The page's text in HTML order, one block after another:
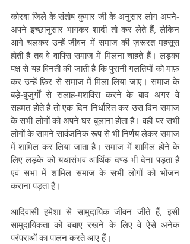
कोरबा जिले के संतोष कुमार जी के अनुसार लोग अपने-
अपने इच्छानुसार भागकर शादी तो कर लेते हैं, लेकिन
आगे चलकर उन्हें जीवन में समाज की ज़रूरत महसूस
होती है तब वे वापिस समाज में मिलना चाहते हैं। लड़का
पक्ष से यह विनती की जाती है कि पुरानी गलतियों को माफ़
कर उन्हें फ़िर से समाज में मिला लिया जाए। समाज के
बड़े-बुजुर्गों से सलाह-मशविरा करने के बाद अगर वे
सहमत होते हैं तो एक दिन निर्धारित कर उस दिन समाज
के सभी लोगों को अपने घर बुलाना होता है। वहीं पर सभी
लोगों के सामने सार्वजनिक रूप से भी निर्णय लेकर समाज
में शामिल कर लिया जाता है। समाज में शामिल होने के
लिए लड़के को यथासंभव आर्थिक दण्ड भी देना पड़ता है
एवं सभा में शामिल समाज के सभी लोगों को भोजन
कराना पड़ता है।
आदिवासी हमेशा से सामुदायिक जीवन जीते हैं, इसी
सामुदायिकता को बचाए रखने के लिए वे ऐसे अनेक
परंपराओं का पालन करते आए हैं।